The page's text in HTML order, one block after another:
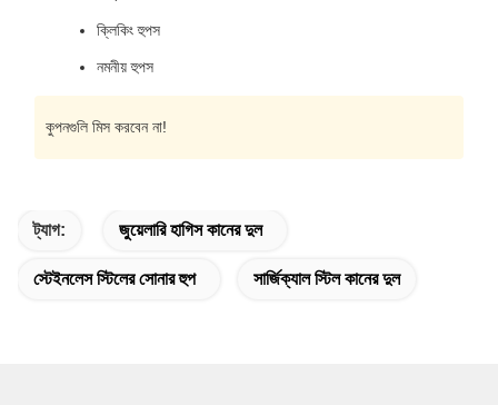
ক্লিকিং হুপস
নমনীয় হুপস
কুপনগুলি মিস করবেন না!
ট্যাগ: জুয়েলারি হাগিস কানের দুল
স্টেইনলেস স্টিলের সোনার হুপ সার্জিক্যাল স্টিল কানের দুল